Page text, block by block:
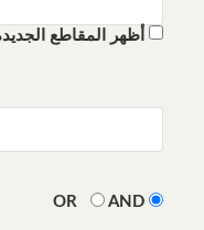
أظهر المقاطع
OR
AND